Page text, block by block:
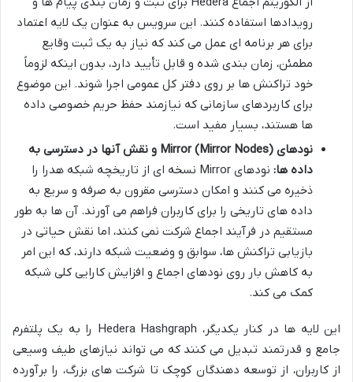
رویدادها استفاده کنند. این سرویس به عنوان یک لایه اعتماد
برای هر برنامه ای عمل می کند که نیاز به یک ثبت وقایع
مطمئن، زمان بندی شده و قابل تأیید دارد، بدون اینکه لزوماً
خود تراکنش ها بر روی دفتر کل عمومی اجرا شوند. این موضوع
برای کاربردهای سازمانی که نیازمند حفظ حریم خصوصی داده
ها هستند، بسیار مفید است.
نودهای Mirror (Mirror Nodes) و نقش آنها در دسترسی به
داده ها:
نودهای Mirror نسخه ای از تاریخچه شبکه هدرا را
ذخیره می کنند و امکان دسترسی مقرون به صرفه و سریع به
داده های تاریخی را برای کاربران فراهم می آورند. آن ها به طور
مستقیم در فرآیند اجماع شرکت نمی کنند، اما نقش حیاتی در
بازیابی تراکنش ها، سوابق و وضعیت شبکه دارند، که این امر
به کاهش بار روی نودهای اجماع و افزایش کارایی کلی شبکه
کمک می کند.
این لایه ها در کنار یکدیگر، Hedera Hashgraph را به یک پلتفرم
جامع و قدرتمند تبدیل می کنند که می تواند نیازهای طیف وسیعی
از کاربران، از توسعه دهندگان کوچک تا شرکت های بزرگ، را برآورده